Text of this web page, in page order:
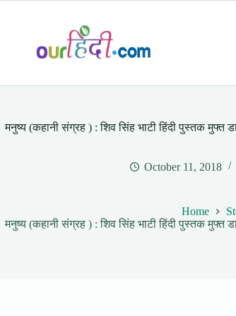
मनुष्य (कहानी संग्रह ) : शिव सिंह भाटी हिंदी पुस्तक
October 11, 2018
Home
मनुष्य (कहानी संग्रह ) : शिव सिंह भाटी हिंदी पुस्तक